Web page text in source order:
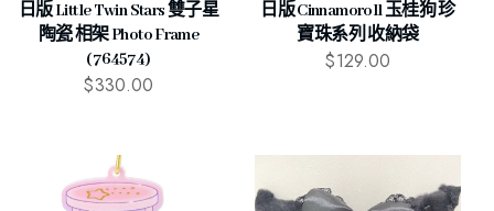
日版 Little Twin Stars 雙子星
陶瓷 相架 Photo Frame
(764574)
$330.00
日版 Cinnamoroll 玉桂狗 珍
寶珠系列 收納袋
$129.00